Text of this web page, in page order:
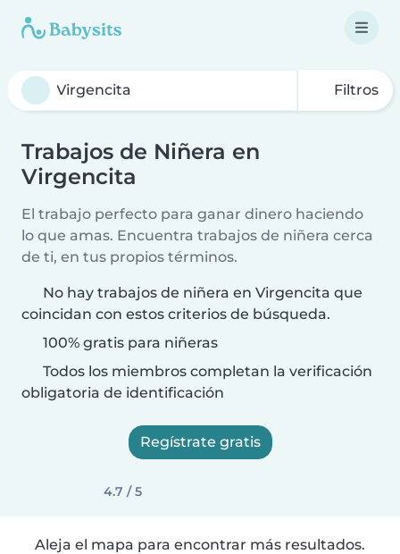
Filtros
Trabajos de Niñera en
Virgencita
El trabajo perfecto para ganar dinero haciendo
lo que amas. Encuentra trabajos de niñera cerca
de ti, en tus propios términos.
No hay trabajos de niñera en Virgencita que
coincidan con estos criterios de búsqueda.
100% gratis para niñeras
Todos los miembros completan la verificación
obligatoria de identificación
Regístrate gratis
4.7 / 5
Aleja el mapa para encontrar más resultados.